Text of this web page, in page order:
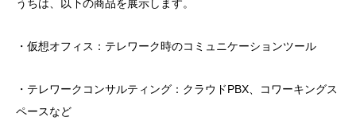
うちは、以下の商品を展示します。
・仮想オフィス：テレワーク時のコミュニケーションツール
・テレワークコンサルティング：クラウドPBX、コワーキングス
ペースなど